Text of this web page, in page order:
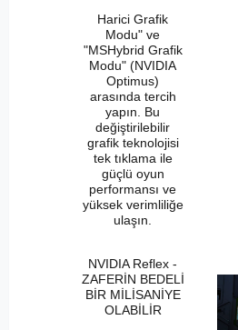
Harici Grafik
Modu" ve
"MSHybrid Grafik
Modu" (NVIDIA
Optimus)
arasında tercih
yapın. Bu
değiştirilebilir
grafik teknolojisi
tek tıklama ile
güçlü oyun
performansı ve
yüksek verimliliğe
ulaşın.
NVIDIA Reflex -
ZAFERİN BEDELİ
BİR MİLİSANİYE
OLABİLİR